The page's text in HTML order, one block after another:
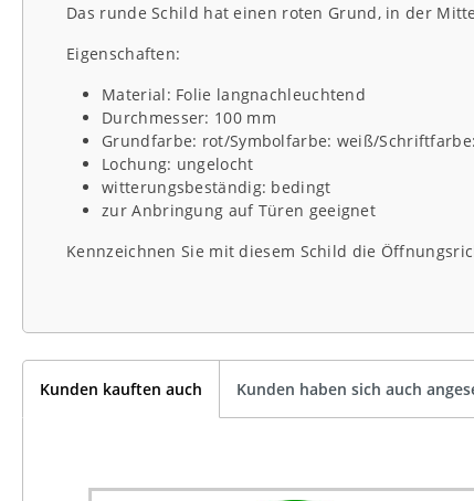
Das runde Schild hat einen roten Grund, in der
Eigenschaften:
Material: Folie langnachleuchtend
Durchmesser: 100 mm
Grundfarbe: rot/Symbolfarbe: weiß/
Lochung: ungelocht
witterungsbeständig: bedingt
zur Anbringung auf Türen geeignet
Kennzeichnen Sie mit diesem Schild die
Kunden kauften auch Kunden haben sich auch